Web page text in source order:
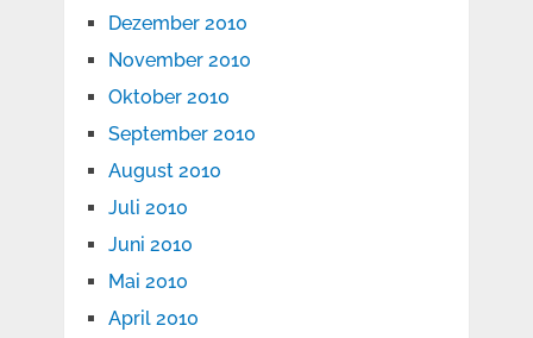
Dezember 2010
November 2010
Oktober 2010
September 2010
August 2010
Juli 2010
Juni 2010
Mai 2010
April 2010